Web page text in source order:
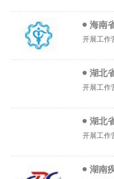
海南
开展工作
湖北
开展工作
湖北
开展工作
湖南